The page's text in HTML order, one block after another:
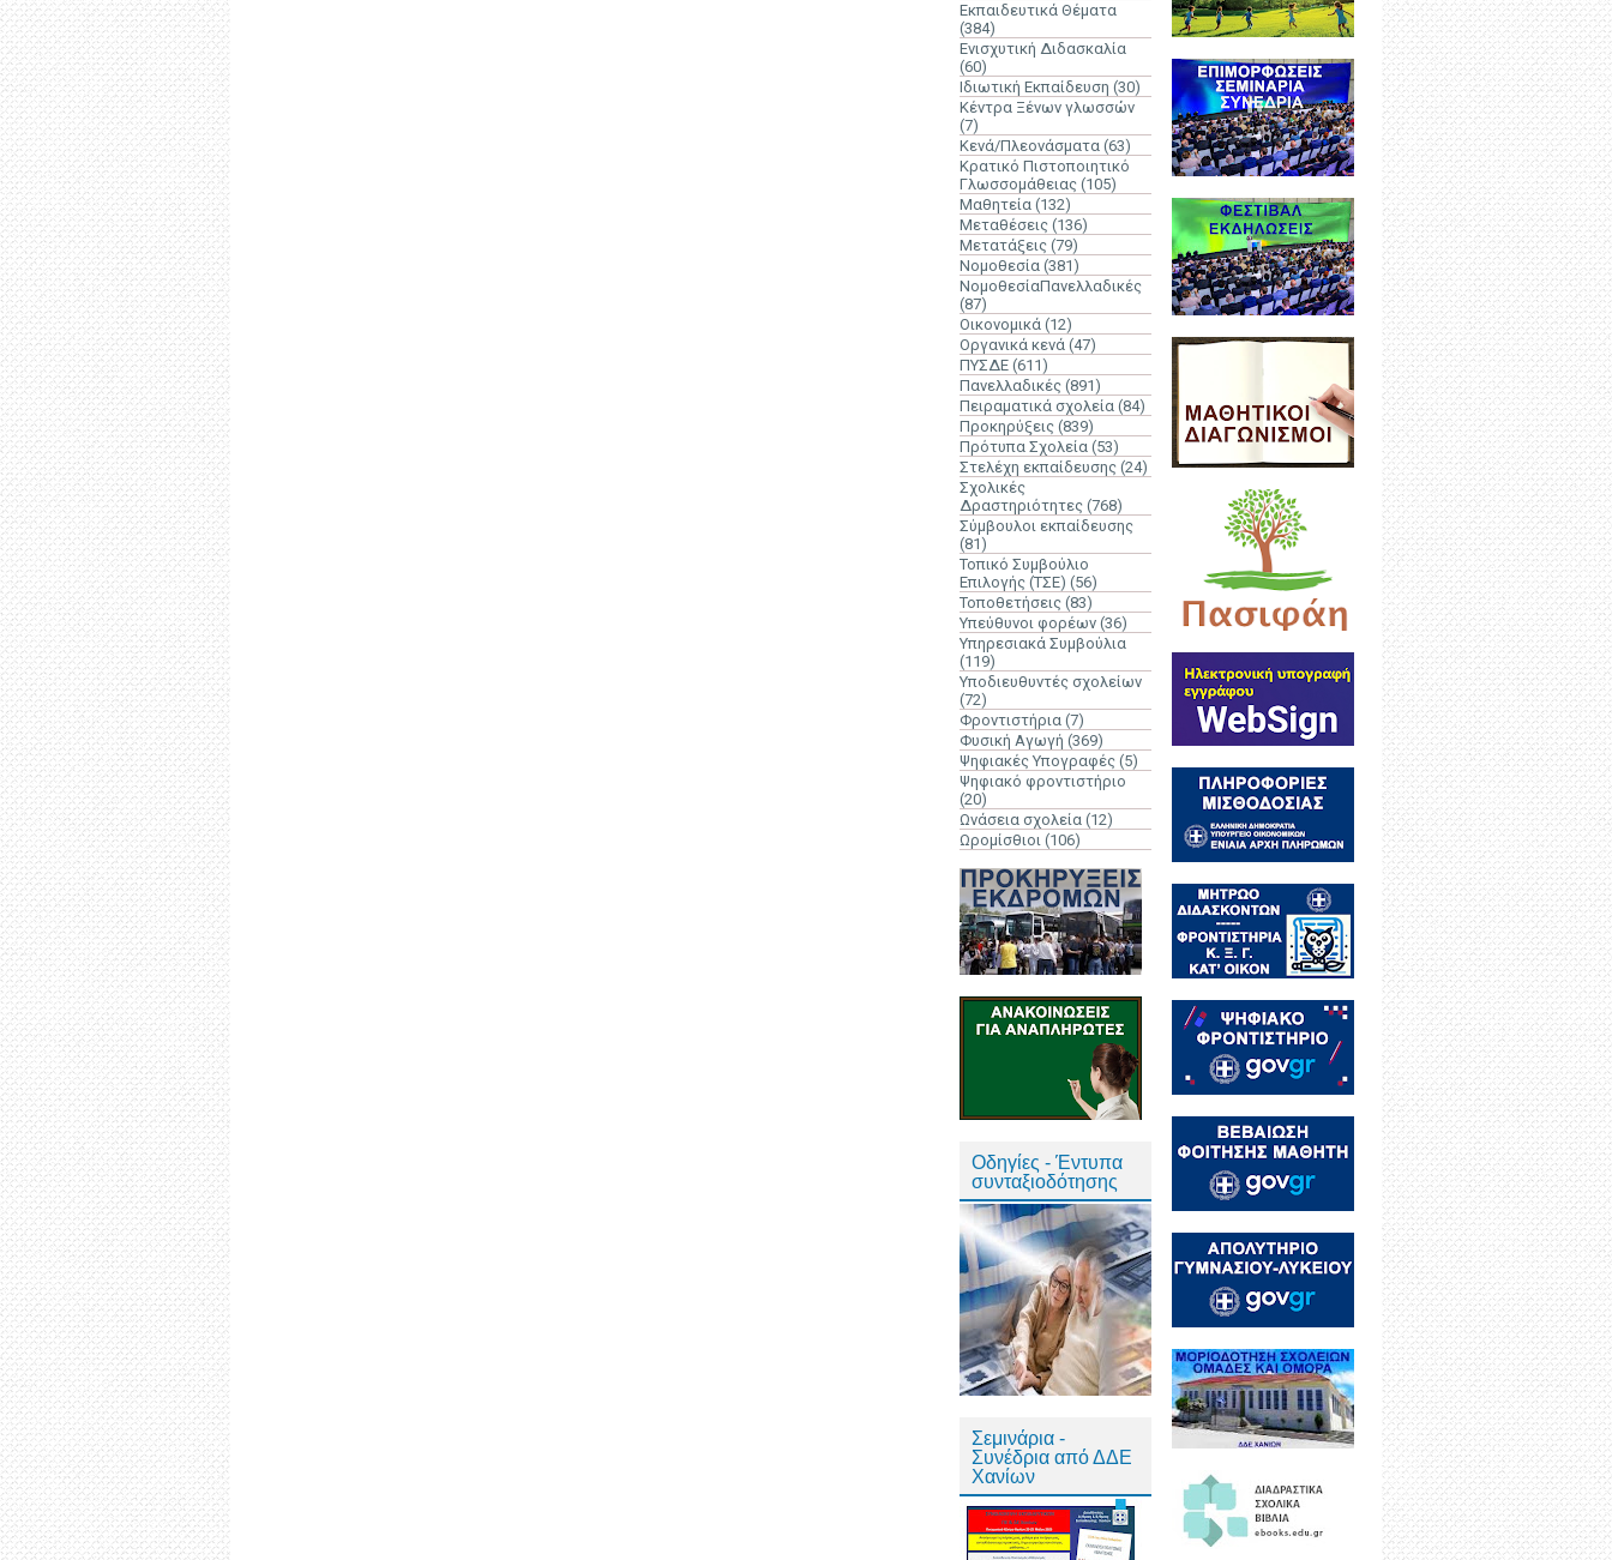
Εκπαιδευτικά Θέματα
(384)
Ενισχυτική Διδασκαλία
(60)
Ιδιωτική Εκπαίδευση (30)
Κέντρα Ξένων γλωσσών
(7)
Κενά/Πλεονάσματα (63)
Κρατικό Πιστοποιητικό
Γλωσσομάθειας (105)
Μαθητεία (132)
Μεταθέσεις (136)
Μετατάξεις (79)
Νομοθεσία (381)
ΝομοθεσίαΠανελλαδικές
(87)
Οικονομικά (12)
Οργανικά κενά (47)
ΠΥΣΔΕ (611)
Πανελλαδικές (891)
Πειραματικά σχολεία (84)
Προκηρύξεις (839)
Πρότυπα Σχολεία (53)
Στελέχη εκπαίδευσης (24)
Σχολικές
Δραστηριότητες (768)
Σύμβουλοι εκπαίδευσης
(81)
Τοπικό Συμβούλιο
Επιλογής (ΤΣΕ) (56)
Τοποθετήσεις (83)
Υπεύθυνοι φορέων (36)
Υπηρεσιακά Συμβούλια
(119)
Υποδιευθυντές σχολείων
(72)
Φροντιστήρια (7)
Φυσική Αγωγή (369)
Ψηφιακές Υπογραφές (5)
Ψηφιακό φροντιστήριο
(20)
Ωνάσεια σχολεία (12)
Ωρομίσθιοι (106)
Οδηγίες - Έντυπα
συνταξιοδότησης
Σεμινάρια -
Συνέδρια από ΔΔΕ
Χανίων